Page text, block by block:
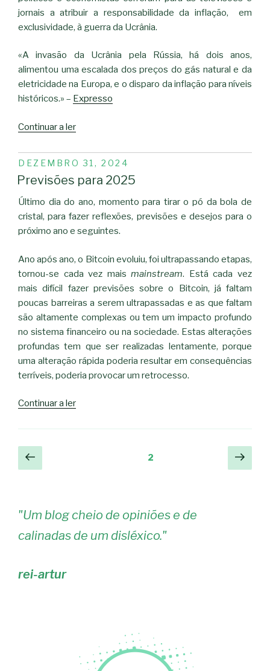
jornais a atribuir a responsabilidade da inflação, em
exclusividade, à guerra da Ucrânia.
«A invasão da Ucrânia pela Rússia, há dois anos,
alimentou uma escalada dos preços do gás natural e da
eletricidade na Europa, e o disparo da inflação para níveis
históricos.» – Expresso
Continuar a ler“Inflação,
e
políticos”
PUBLICADO
EM
DEZEMBRO 31, 2024
Previsões para 2025
Último dia do ano, momento para tirar o pó da bola de
cristal, para fazer reflexões, previsões e desejos para o
próximo ano e seguintes.
Ano após ano, o Bitcoin evoluiu, foi ultrapassando etapas,
tornou-se cada vez maismainstream. Está cada vez
mais difícil fazer previsões sobre o Bitcoin, já faltam
poucas barreiras a serem ultrapassadas e as que faltam
são altamente complexas ou tem um impacto profundo
no sistema financeiro ou na sociedade. Estas alterações
profundas tem que ser realizadas lentamente, porque
uma alteração rápida poderia resultar em consequências
terríveis, poderia provocar um retrocesso.
Continuar a ler“Previsões
2025”
Navegação
de
Página
anterior
2
"Um blog cheio de opiniões e de
calinadas de um disléxico."
rei-artur